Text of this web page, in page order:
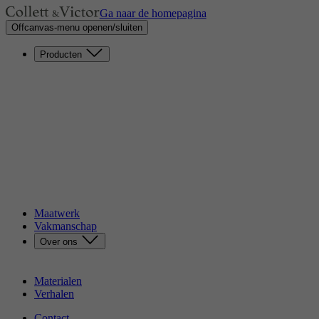
Ga naar de homepagina
Offcanvas-menu openen/sluiten
Producten
Maatwerk
Vakmanschap
Over ons
Materialen
Verhalen